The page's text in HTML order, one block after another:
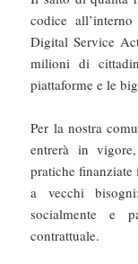
codice
Digital Service
milioni di
piattaforme e le
Per la nostra
entrerà in
pratiche finanziate
a vecchi
socialmente e
contrattuale.